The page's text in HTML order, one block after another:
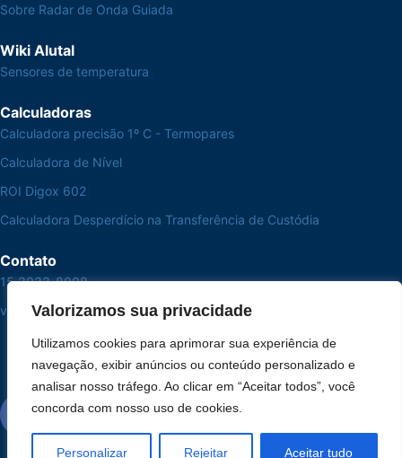
Valorizamos sua privacidade
Utilizamos cookies para aprimorar sua experiência de
navegação, exibir anúncios ou conteúdo personalizado e
analisar nosso tráfego. Ao clicar em “Aceitar todos”, você
concorda com nosso uso de cookies.
Personalizar Rejeitar Aceitar tudo
Sobre Radar de Onda Guiada
Wiki Alutal
Sensores de temperatura
Calculadoras
Calculadora precisão 1º C - Termopares
Calculadora de Nível
ROI Digox 602
Calculadora Desperdício na Transferência de Custódia
Contato
15 3033-8008
vendas@alutal.com.br